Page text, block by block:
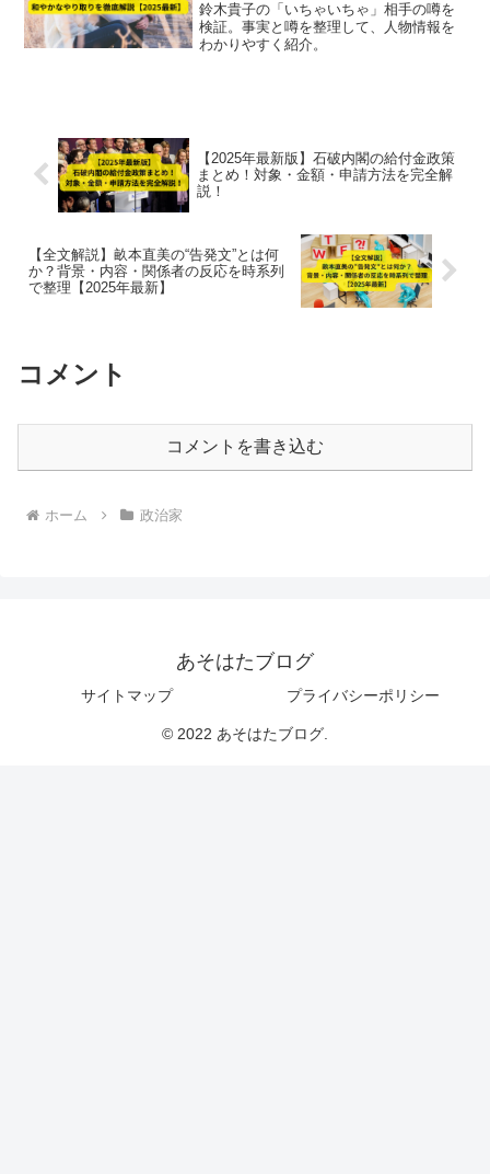
鈴木貴子の「いちゃいちゃ」相手の噂を
検証。事実と噂を整理して、人物情報を
わかりやすく紹介。
【2025年最新版】石破内閣の給付金政策
まとめ！対象・金額・申請方法を完全解
説！
【全文解説】畝本直美の“告発文”とは何
か？背景・内容・関係者の反応を時系列
で整理【2025年最新】
コメント
コメントを書き込む
ホーム 政治家
あそはたブログ
サイトマップ プライバシーポリシー
© 2022 あそはたブログ.